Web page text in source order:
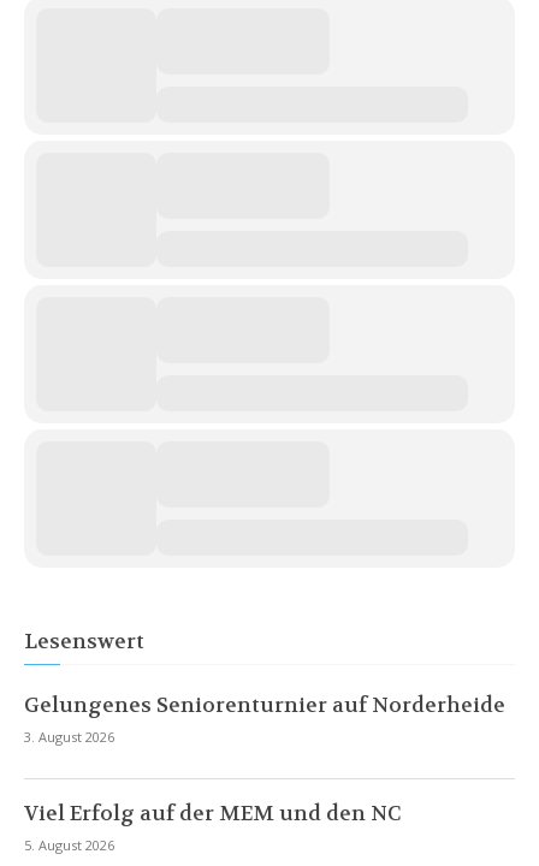
Lesenswert
Gelungenes Seniorenturnier auf Norderheide
3. August 2026
Viel Erfolg auf der MEM und den NC
5. August 2026